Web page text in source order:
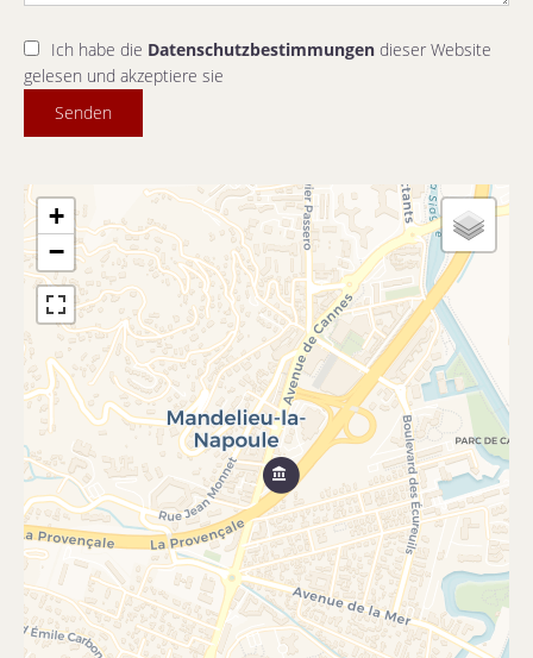
Ich habe die Datenschutzbestimmungen dieser Website
gelesen und akzeptiere sie
Senden
+
−